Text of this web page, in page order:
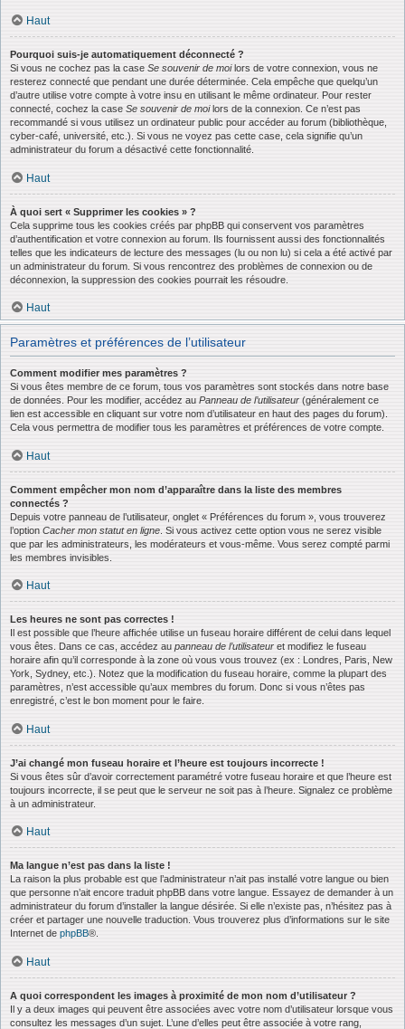
Haut
Pourquoi suis-je automatiquement déconnecté ?
Si vous ne cochez pas la case Se souvenir de moilors de votre connexion, vous ne
resterez connecté que pendant une durée déterminée. Cela empêche que quelqu’un
d’autre utilise votre compte à votre insu en utilisant le même ordinateur. Pour rester
connecté, cochez la case Se souvenir de moilors de la connexion. Ce n’est pas
recommandé si vous utilisez un ordinateur public pour accéder au forum (bibliothèque,
cyber-café, université, etc.). Si vous ne voyez pas cette case, cela signifie qu’un
administrateur du forum a désactivé cette fonctionnalité.
Haut
À quoi sert « Supprimer les cookies » ?
Cela supprime tous les cookies créés par phpBB qui conservent vos paramètres
d’authentification et votre connexion au forum. Ils fournissent aussi des fonctionnalités
telles que les indicateurs de lecture des messages (lu ou non lu) si cela a été activé par
un administrateur du forum. Si vous rencontrez des problèmes de connexion ou de
déconnexion, la suppression des cookies pourrait les résoudre.
Haut
Paramètres et préférences de l’utilisateur
Comment modifier mes paramètres ?
Si vous êtes membre de ce forum, tous vos paramètres sont stockés dans notre base
de données. Pour les modifier, accédez au Panneau de l’utilisateur (généralement ce
lien est accessible en cliquant sur votre nom d’utilisateur en haut des pages du forum).
Cela vous permettra de modifier tous les paramètres et préférences de votre compte.
Haut
Comment empêcher mon nom d’apparaître dans la liste des membres
connectés ?
Depuis votre panneau de l’utilisateur, onglet « Préférences du forum », vous trouverez
l’option Cacher mon statut en ligne . Si vous activez cette option vous ne serez visible
que par les administrateurs, les modérateurs et vous-même. Vous serez compté parmi
les membres invisibles.
Haut
Les heures ne sont pas correctes !
Il est possible que l’heure affichée utilise un fuseau horaire différent de celui dans lequel
vous êtes. Dans ce cas, accédez au panneau de l’utilisateur et modifiez le fuseau
horaire afin qu’il corresponde à la zone où vous vous trouvez (ex : Londres, Paris, New
York, Sydney, etc.). Notez que la modification du fuseau horaire, comme la plupart des
paramètres, n’est accessible qu’aux membres du forum. Donc si vous n’êtes pas
enregistré, c’est le bon moment pour le faire.
Haut
J’ai changé mon fuseau horaire et l’heure est toujours incorrecte !
Si vous êtes sûr d’avoir correctement paramétré votre fuseau horaire et que l’heure est
toujours incorrecte, il se peut que le serveur ne soit pas à l’heure. Signalez ce problème
à un administrateur.
Haut
Ma langue n’est pas dans la liste !
La raison la plus probable est que l’administrateur n’ait pas installé votre langue ou bien
que personne n’ait encore traduit phpBB dans votre langue. Essayez de demander à un
administrateur du forum d’installer la langue désirée. Si elle n’existe pas, n’hésitez pas à
créer et partager une nouvelle traduction. Vous trouverez plus d’informations sur le site
Internet de phpBB®.
Haut
A quoi correspondent les images à proximité de mon nom d’utilisateur ?
Il y a deux images qui peuvent être associées avec votre nom d’utilisateur lorsque vous
consultez les messages d’un sujet. L’une d’elles peut être associée à votre rang,